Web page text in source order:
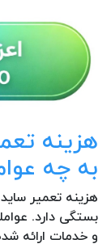
هزینه
به چه
هزینه تعمیر
بستگی دارد.
و خدمات ارائه